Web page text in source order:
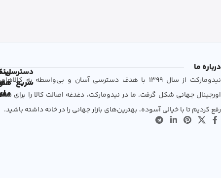
درباره ما
نیدومارکت از سال 1399 با هدف دسترسی آسان و بی‌واسطه به کالاهای
اورجینال جهانی شکل گرفت. ما در نیدومارکت، دغدغه اصالت کالا را برای شما
رفع کردیم تا با خیالی آسوده، بهترین‌های بازار جهانی را در خانه داشته باشید.
دسترسی
سریع